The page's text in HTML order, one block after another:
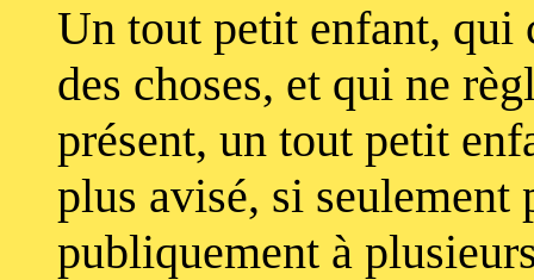
Un tout petit enfant,
des choses, et qui ne
présent, un tout petit
plus avisé, si seulement
publiquement à